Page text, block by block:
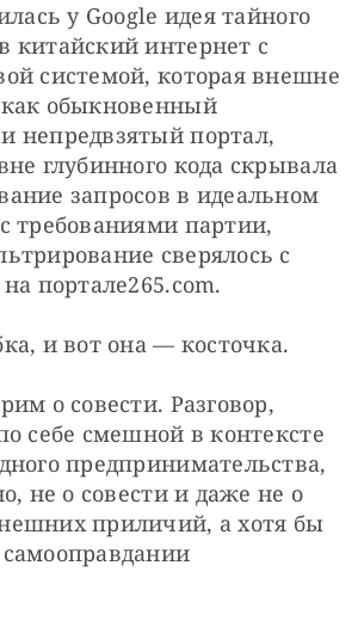
у Google идея тайного
китайский интернет с
системой, которая внешне
обыкновенный
непредвзятый портал,
глубинного кода скрывала
запросов в идеальном
требованиями партии,
сверялось с
портале265.com.
и вот она — косточка.
о совести. Разговор,
себе смешной в контексте
предпринимательства,
не о совести и даже не о
приличий, а хотя бы